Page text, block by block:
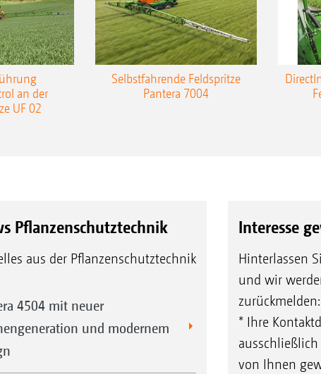
an der
UF 02
Selbstfahrende Feldspritze
Pantera 7004
Pflanzenschutztechnik
aus der Pflanzenschutztechnik
4504 mit neuer
und modernem
Interesse
Hinterlassen
und wir
zurückmelden:
* Ihre
von Ihnen